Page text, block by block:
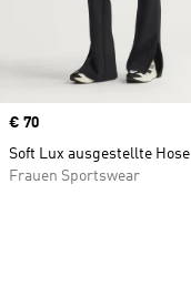
Price
€ 70
Soft Lux ausgestellte Hose
Frauen Sportswear